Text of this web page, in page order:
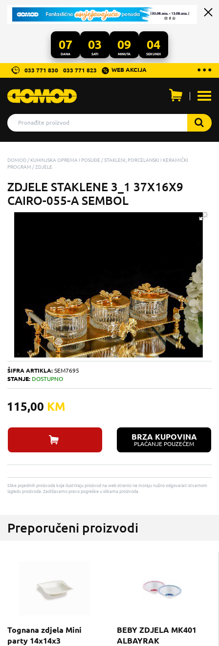
07
DANA
03
SATI
09
MINUTA
03
SEKUNDI
...
● ● ●
033 771 830 033 771 823 WEB AKCIJA
DOMOD KUHINJSKA OPREMA I POSUĐE
STAKLENI, PORCELANSKI I KERAMIČKI
PROGRAM
ZDJELE
ZDJELE STAKLENE 3_1 37X16X9
CAIRO-055-A SEMBOL
ŠIFRA ARTIKLA: SEM7695
STANJE: DOSTUPNO
115,00 KM
BRZA KUPOVINA
PLAĆANJE POUZEĆEM
Slike pojedinih proizvoda koje ilustriraju proizvod na web stranici ne moraju nužno odgovarati stvarnom
izgledu proizvoda. Zadržavamo pravo pogreške u slikama proizvoda.
Preporučeni proizvodi
Tognana zdjela Mini
party 14x14x3
BEBY ZDJELA MK401
ALBAYRAK